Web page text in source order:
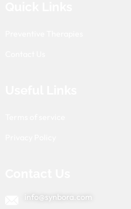
info@synbora.com